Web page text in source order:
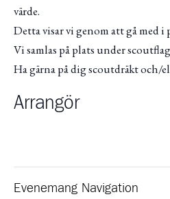
värde.
Detta visar vi genom att gå med i
Vi samlas på plats under
Ha gärna på dig scoutdräkt och/
Arrangör
Evenemang Navigation